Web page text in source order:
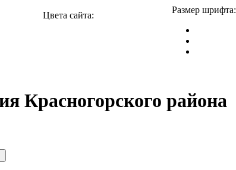
Цвета сайта:
Размер шрифта:
Красногорского района